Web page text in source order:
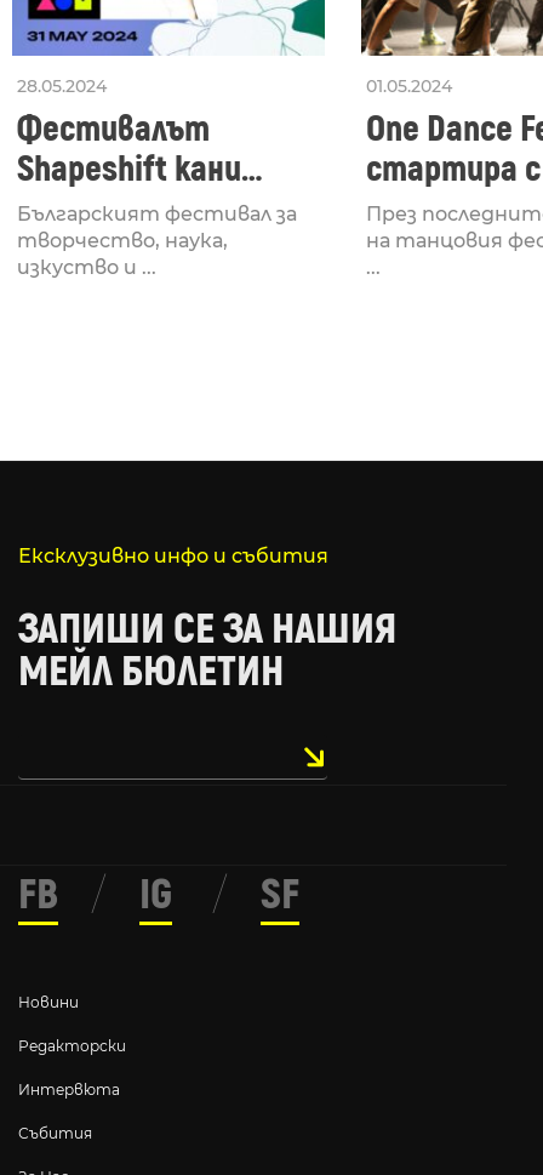
28.05.2024
Фестивалът
Shapeshift кани
Fabrizio Mammarella
за откриването си
Българският фестивал за
творчество, наука,
изкуство и ...
01.05.2024
One Dance
стартира
Lucid,
рейв
През
на танцовия
...
Ексклузивно инфо и събития
ЗАПИШИ СЕ ЗА НАШИЯ
МЕЙЛ БЮЛЕТИН
Новини
Редакторски
Интервюта
Събития
FB / IG / SF